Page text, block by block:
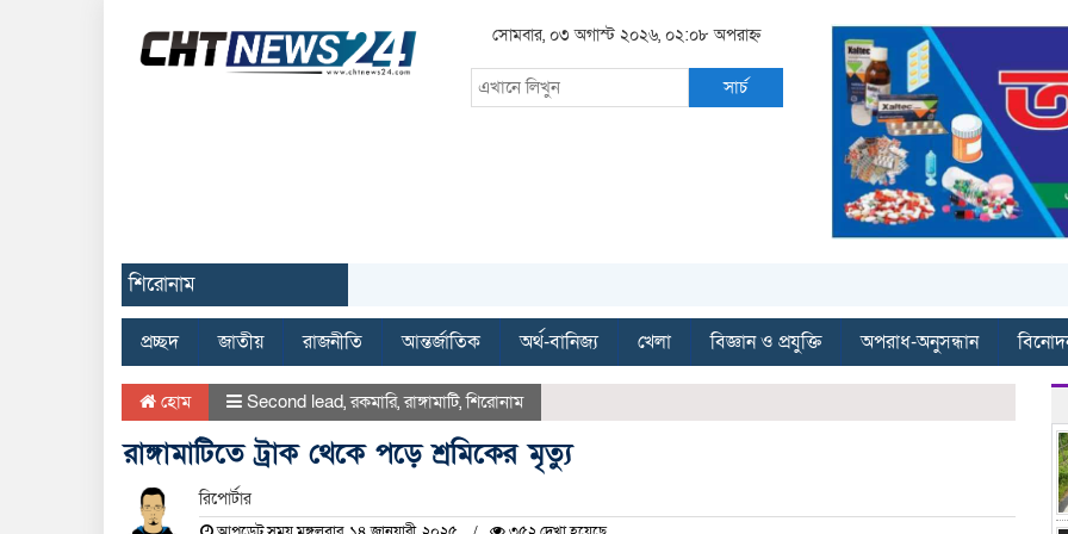
সোমবার, ০৩ অগাস্ট ২০২৬, ০২:০৮ অপরাহ্ন
সার্চ
শিরোনাম
প্রচ্ছদ জাতীয় রাজনীতি আন্তর্জাতিক অর্থ-বানিজ্য খেলা বিজ্ঞান ও প্রযুক্তি অপরাধ-অনুসন্ধান
হোম Second lead,রকমারি,রাঙ্গামাটি,শিরোনাম
রাঙ্গামাটিতে ট্রাক থেকে পড়ে শ্রমিকের মৃত্যু
রিপোর্টার